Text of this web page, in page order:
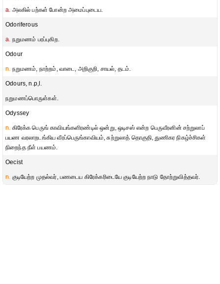
a. அலகில் பற்கள் போன்ற அமைப்புடைய.
Odoriferous
a. நறுமணம் பரப்புகிற.
Odour
n. நறுமணம், நாற்றம், வாடை, அறிகுறி, சாயல், தடம்.
Odours, n.p,l.
நறுமணப்பொருள்கள்.
Odyssey
n. கிரேக்க பெருங் காவியங்களிரண்டில் ஒன்று, ஒடிசஸ் என்ற பெருவீரனின் சற்றுலாப்
பயண வரலாறடங்கிய வீரப்பெருங்காவியம், சுற்றுலாத் தொகுதி, துணிகர நிகழ்ச்சிகள்
நிறைந்த நீள் பயணம்.
Oecist
n. குடியேற்ற முதல்வர், பணடைய கிரேக்கரிடையே குடியேற்ற நாடு தோற்றுவித்தவர்.